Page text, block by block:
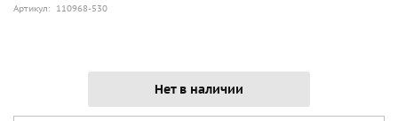
Артикул: 110968-530
Нет в наличии